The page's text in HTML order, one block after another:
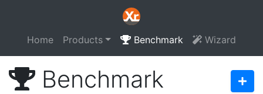
Home Products Benchmark Wizard
Benchmark